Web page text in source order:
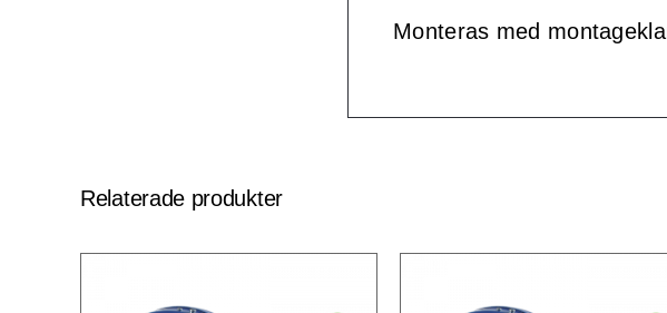
Monteras med
Relaterade produkter